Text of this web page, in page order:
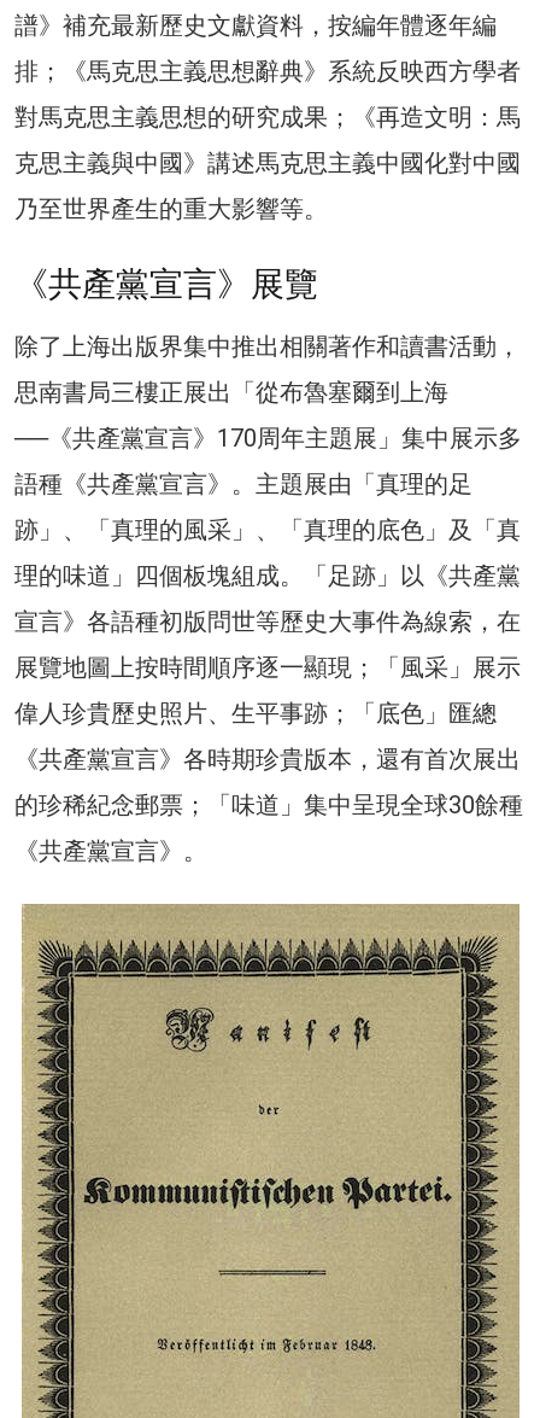
譜》補充最新歷史文獻資料，按編年體逐年編
排；《馬克思主義思想辭典》系統反映西方學者
對馬克思主義思想的研究成果；《再造文明：馬
克思主義與中國》講述馬克思主義中國化對中國
乃至世界產生的重大影響等。
《共產黨宣言》展覽
除了上海出版界集中推出相關著作和讀書活動，
思南書局三樓正展出「從布魯塞爾到上海
──《共產黨宣言》170周年主題展」集中展示多
語種《共產黨宣言》。主題展由「真理的足
跡」、「真理的風采」、「真理的底色」及「真
理的味道」四個板塊組成。「足跡」以《共產黨
宣言》各語種初版問世等歷史大事件為線索，在
展覽地圖上按時間順序逐一顯現；「風采」展示
偉人珍貴歷史照片、生平事跡；「底色」匯總
《共產黨宣言》各時期珍貴版本，還有首次展出
的珍稀紀念郵票；「味道」集中呈現全球30餘種
《共產黨宣言》。